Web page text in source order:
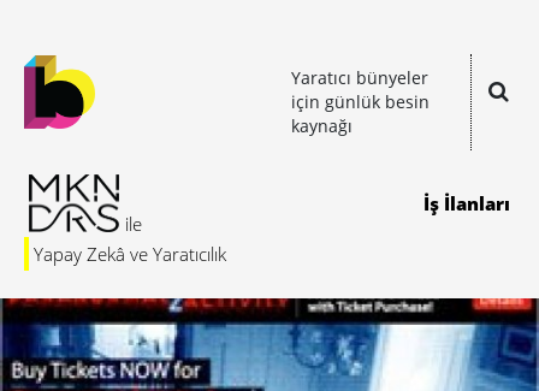
Yaratıcı bünyeler
için günlük besin
kaynağı
Yapay Zekâ ve Yaratıcılık
İş İlanları